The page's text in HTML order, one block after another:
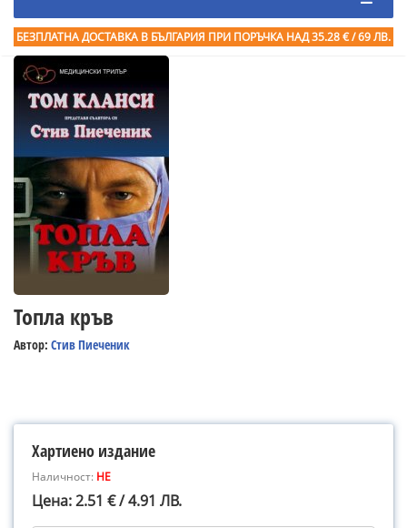
БЕЗПЛАТНА ДОСТАВКА В БЪЛГАРИЯ ПРИ ПОРЪЧКА НАД 35.28 € / 69 ЛВ.
Топла кръв
Автор: Стив Пиеченик
Хартиено издание
Наличност: НЕ
Цена: 2.51 € / 4.91 ЛВ.